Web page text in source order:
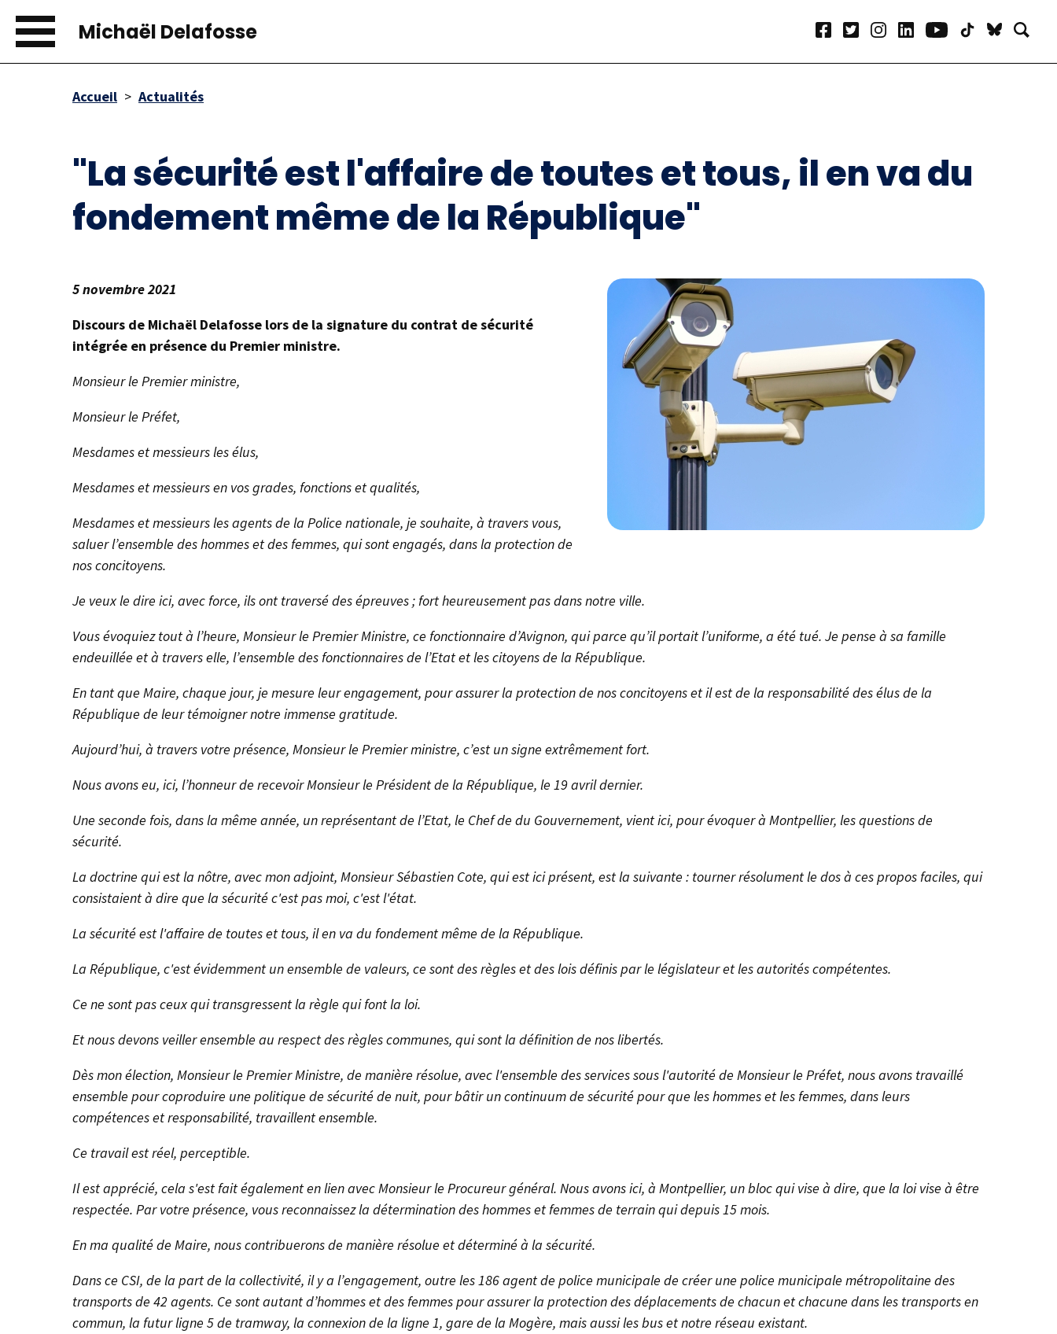
contenu
principal
Michaël Delafosse
Fil
d'Ariane
Accueil Actualités
"La sécurité est l'affaire de toutes et tous, il en va du
fondement même de la République"
5 novembre 2021
Discours de Michaël Delafosse lors de la signature du contrat de sécurité
intégrée en présence du Premier ministre.
Monsieur le Premier ministre,
Monsieur le Préfet,
Mesdames et messieurs les élus,
Mesdames et messieurs en vos grades, fonctions et qualités,
Mesdames et messieurs les agents de la Police nationale, je souhaite, à travers vous,
saluer l’ensemble des hommes et des femmes, qui sont engagés, dans la protection de
nos concitoyens.
Je veux le dire ici, avec force, ils ont traversé des épreuves ; fort heureusement pas dans notre ville.
Vous évoquiez tout à l’heure, Monsieur le Premier Ministre, ce fonctionnaire d’Avignon, qui parce qu’il portait l’uniforme, a été tué. Je pense à sa famille
endeuillée et à travers elle, l’ensemble des fonctionnaires de l’Etat et les citoyens de la République.
En tant que Maire, chaque jour, je mesure leur engagement, pour assurer la protection de nos concitoyens et il est de la responsabilité des élus de la
République de leur témoigner notre immense gratitude.
Aujourd’hui, à travers votre présence, Monsieur le Premier ministre, c’est un signe extrêmement fort.
Nous avons eu, ici, l’honneur de recevoir Monsieur le Président de la République, le 19 avril dernier.
Une seconde fois, dans la même année, un représentant de l’Etat, le Chef de du Gouvernement, vient ici, pour évoquer à Montpellier, les questions de
sécurité.
La doctrine qui est la nôtre, avec mon adjoint, Monsieur Sébastien Cote, qui est ici présent, est la suivante : tourner résolument le dos à ces propos faciles, qui
consistaient à dire que la sécurité c'est pas moi, c'est l'état.
La sécurité est l'affaire de toutes et tous, il en va du fondement même de la République.
La République, c'est évidemment un ensemble de valeurs, ce sont des règles et des lois définis par le législateur et les autorités compétentes.
Ce ne sont pas ceux qui transgressent la règle qui font la loi.
Et nous devons veiller ensemble au respect des règles communes, qui sont la définition de nos libertés.
Dès mon élection, Monsieur le Premier Ministre, de manière résolue, avec l'ensemble des services sous l'autorité de Monsieur le Préfet, nous avons travaillé
ensemble pour coproduire une politique de sécurité de nuit, pour bâtir un continuum de sécurité pour que les hommes et les femmes, dans leurs
compétences et responsabilité, travaillent ensemble.
Ce travail est réel, perceptible.
Il est apprécié, cela s'est fait également en lien avec Monsieur le Procureur général. Nous avons ici, à Montpellier, un bloc qui vise à dire, que la loi vise à être
respectée. Par votre présence, vous reconnaissez la détermination des hommes et femmes de terrain qui depuis 15 mois.
En ma qualité de Maire, nous contribuerons de manière résolue et déterminé à la sécurité.
Dans ce CSI, de la part de la collectivité, il y a l’engagement, outre les 186 agent de police municipale de créer une police municipale métropolitaine des
transports de 42 agents. Ce sont autant d’hommes et des femmes pour assurer la protection des déplacements de chacun et chacune dans les transports en
commun, la futur ligne 5 de tramway, la connexion de la ligne 1, gare de la Mogère, mais aussi les bus et notre réseau existant.